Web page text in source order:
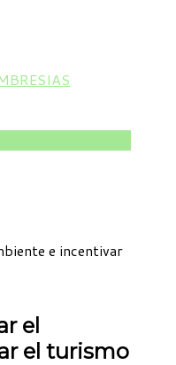
e incentivar
el
el turismo